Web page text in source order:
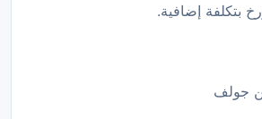
بتكلفة إضافية.
جولف